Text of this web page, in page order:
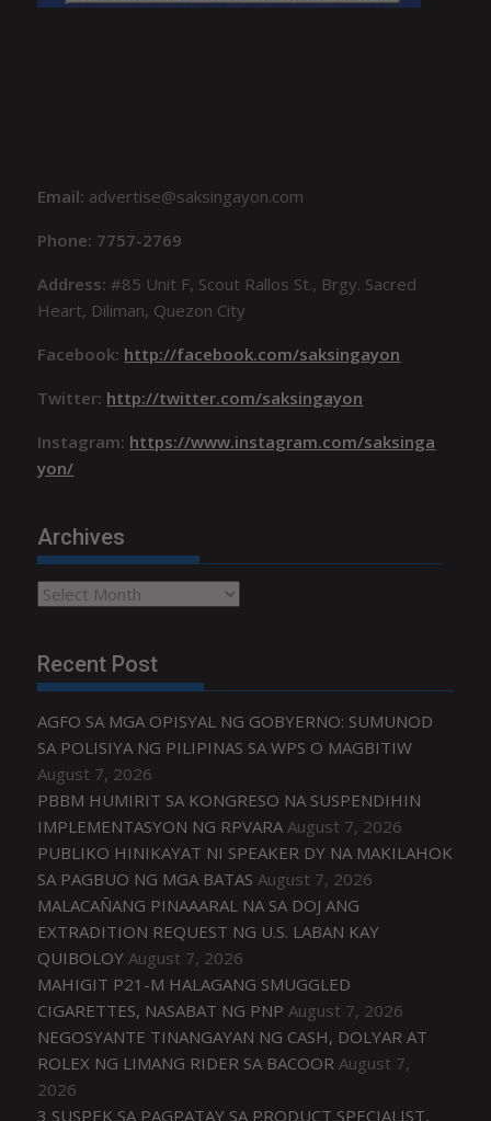
Email: advertise@saksingayon.com
Phone: 7757-2769
Address:#85 Unit F, Scout Rallos St., Brgy. Sacred
Heart, Diliman, Quezon City
Facebook: http://facebook.com/saksingayon
Twitter: http://twitter.com/saksingayon
Instagram: https://www.instagram.com/saksinga
yon/
Archives
Archives
Recent Post
AGFO SA MGA OPISYAL NG GOBYERNO: SUMUNOD
SA POLISIYA NG PILIPINAS SA WPS O MAGBITIW
August 7, 2026
PBBM HUMIRIT SA KONGRESO NA SUSPENDIHIN
IMPLEMENTASYON NG RPVARA August 7, 2026
PUBLIKO HINIKAYAT NI SPEAKER DY NA MAKILAHOK
SA PAGBUO NG MGA BATAS August 7, 2026
MALACAÑANG PINAAARAL NA SA DOJ ANG
EXTRADITION REQUEST NG U.S. LABAN KAY
QUIBOLOY August 7, 2026
MAHIGIT P21-M HALAGANG SMUGGLED
CIGARETTES, NASABAT NG PNP August 7, 2026
NEGOSYANTE TINANGAYAN NG CASH, DOLYAR AT
ROLEX NG LIMANG RIDER SA BACOOR August 7,
2026
3 SUSPEK SA PAGPATAY SA PRODUCT SPECIALIST,